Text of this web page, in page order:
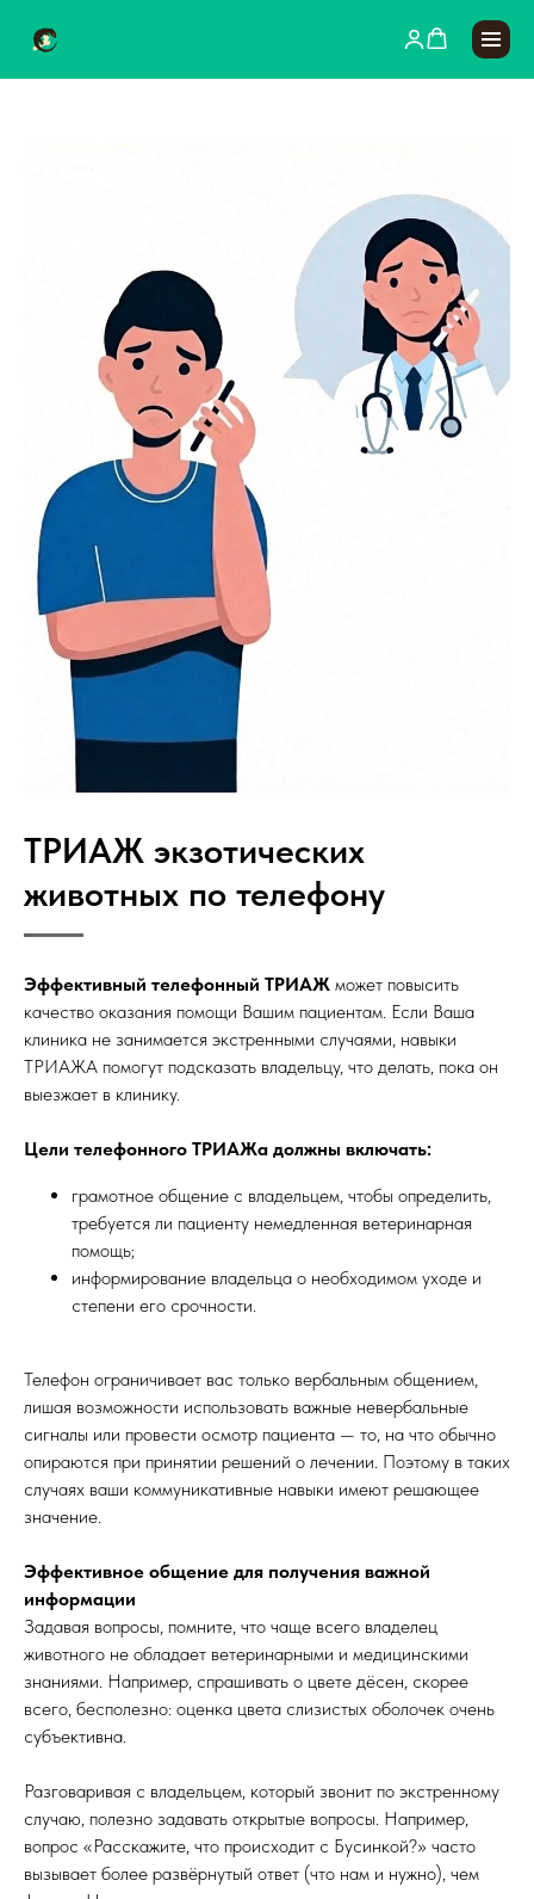
ТРИАЖ экзотических
животных по телефону
Эффективный телефонный ТРИАЖ может повысить
качество оказания помощи Вашим пациентам. Если Ваша
клиника не занимается экстренными случаями, навыки
ТРИАЖА помогут подсказать владельцу, что делать, пока он
выезжает в клинику.
Цели телефонного ТРИАЖа должны включать:
грамотное общение с владельцем, чтобы определить,
требуется ли пациенту немедленная ветеринарная
помощь;
информирование владельца о необходимом уходе и
степени его срочности.
Телефон ограничивает вас только вербальным общением,
лишая возможности использовать важные невербальные
сигналы или провести осмотр пациента — то, на что обычно
опираются при принятии решений о лечении. Поэтому в таких
случаях ваши коммуникативные навыки имеют решающее
значение.
Эффективное общение для получения важной
информации
Задавая вопросы, помните, что чаще всего владелец
животного не обладает ветеринарными и медицинскими
знаниями. Например, спрашивать о цвете дёсен, скорее
всего, бесполезно: оценка цвета слизистых оболочек очень
субъективна.
Разговаривая с владельцем, который звонит по экстренному
случаю, полезно задавать открытые вопросы. Например,
вопрос «Расскажите, что происходит с Бусинкой?» часто
вызывает более развёрнутый ответ (что нам и нужно), чем